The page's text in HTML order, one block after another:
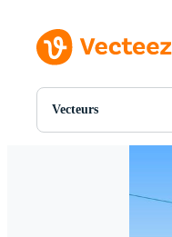
Vecteurs
Toutes Images